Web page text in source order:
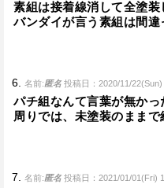
素組は接着線消して全塗装
バンダイが言う素組は間違
6. 名前:匿名 投稿日：2020/11/
パチ組なんて言葉が無かっ
周りでは、未塗装のまま
7. 名前:匿名 投稿日：2021/01/01(Fri)